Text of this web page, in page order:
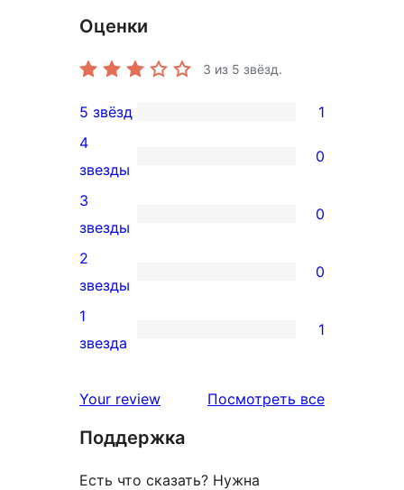
Оценки
3 из 5 звёзд.
1
5-
звездный
отзыв
5 звёзд 1
0
4-
звездный
отзыв
4
звезды
0
0
3-
звездный
отзыв
3
звезды
0
0
2-
звездный
2
звезды
0
1
звездный
1
звезда
1
Your review Посмотреть всеотзывы
Поддержка
Есть что сказать? Нужна